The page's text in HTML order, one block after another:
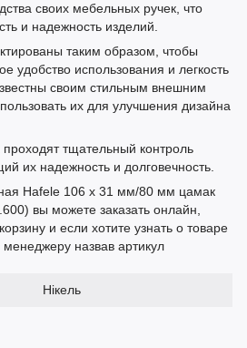
своих мебельных ручек, что
и надежность изделий.
таким образом, чтобы
удобство использования и легкость
своим стильным внешним
их для улучшения дизайна
тщательный контроль
их надежность и долговечность.
Hafele 106 х 31 мм/80 мм цамак
вы можете заказать онлайн,
и если хотите узнать о товаре
назвав артикул
Нікель